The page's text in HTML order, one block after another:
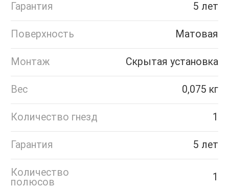
Гарантия 5 лет
Поверхность Матовая
Монтаж Скрытая установка
Вес 0,075 кг
Количество гнезд 1
Гарантия 5 лет
Количество
полюсов
1